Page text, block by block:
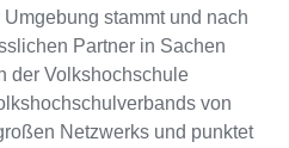
stammt und nach
Partner in Sachen
der Volkshochschule
von
Netzwerks und punktet